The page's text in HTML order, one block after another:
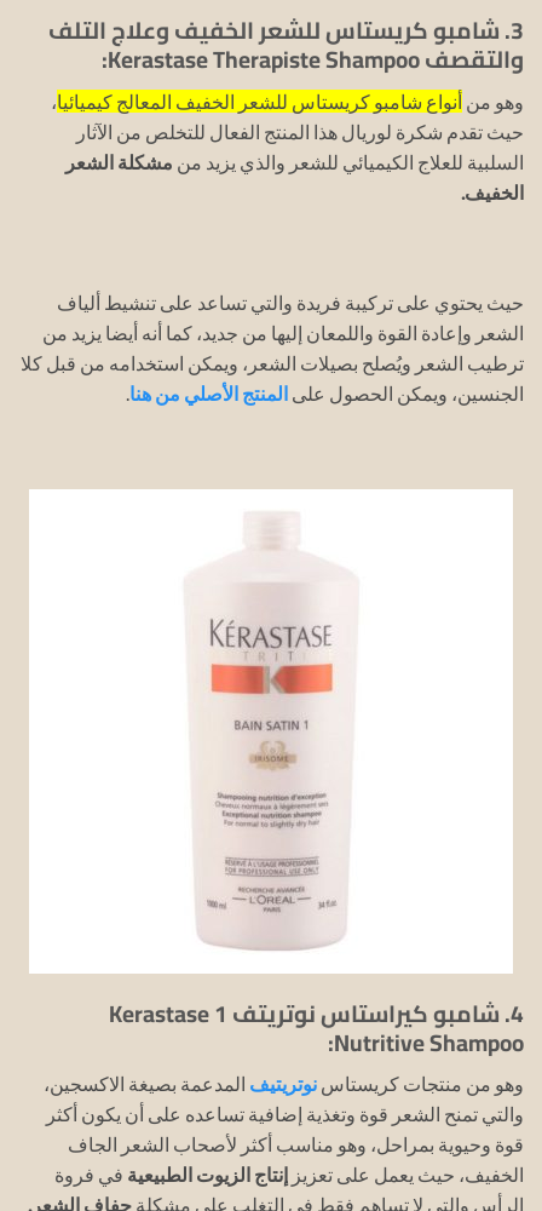
3. شامبو كريستاس للشعر الخفيف وعلاج التلف
والتقصف Kerastase Therapiste Shampoo:
وهو من أنواع شامبو كريستاس للشعر الخفيف المعالج كيميائيا،
حيث تقدم شكرة لوريال هذا المنتج الفعال للتخلص من الآثار
السلبية للعلاج الكيميائي للشعر والذي يزيد من مشكلة الشعر
الخفيف.
حيث يحتوي على تركيبة فريدة والتي تساعد على تنشيط ألياف
الشعر وإعادة القوة واللمعان إليها من جديد، كما أنه أيضا يزيد من
ترطيب الشعر ويُصلح بصيلات الشعر، ويمكن استخدامه من قبل كلا
الجنسين، ويمكن الحصول على المنتج الأصلي من هنا.
4. شامبو كيراستاس نوتريتف 1 Kerastase
Nutritive Shampoo:
وهو من منتجات كريستاس نوتريتيف المدعمة بصيغة الاكسجين،
والتي تمنح الشعر قوة وتغذية إضافية تساعده على أن يكون أكثر
قوة وحيوية بمراحل، وهو مناسب أكثر لأصحاب الشعر الجاف
الخفيف، حيث يعمل على تعزيز إنتاج الزيوت الطبيعية في فروة
الرأس والتي لا تساهم فقط في التغلب على مشكلة جفاف الشعر.